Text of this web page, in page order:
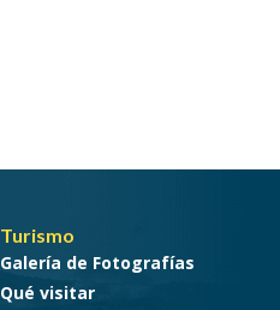
Turismo
Galería de Fotografías
Qué visitar